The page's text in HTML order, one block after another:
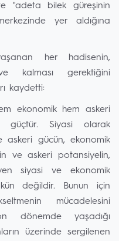
"adeta bilek güreşinin
yer aldığına
her hadisenin,
kalması gerektiğini
kaydetti:
ekonomik hem askeri
güçtür. Siyasi olarak
askeri gücün, ekonomik
ve askeri potansiyelin,
siyasi ve ekonomik
değildir. Bunun için
mücadelesini
dönemde yaşadığı
üzerinde sergilenen